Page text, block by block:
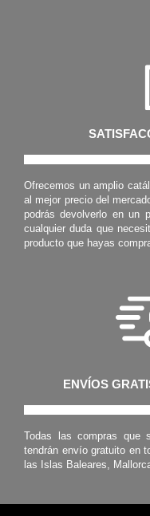
Ofrecemos un amplio
al mejor precio del
podrás devolverlo en un
cualquier duda que
producto que hayas
ENVÍOS
Todas las compras que
tendrán envío gratuito en
las Islas Baleares,